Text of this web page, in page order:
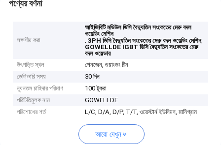
পণ্যের বর্ণনা
লক্ষণীয় করা
আইজিবিটি মডিউল ডিসি বৈদ্যুতিন সংকেতের মেরু বদল
ওয়েল্ডিং মেশিন
,3PH ডিসি বৈদ্যুতিন সংকেতের মেরু বদল ওয়েল্ডিং মেশিন,
GOWELLDE IGBT ডিসি বৈদ্যুতিন সংকেতের মেরু
বদল ওয়েল্ডার
উৎপত্তি স্থল
শেনজেন, গুয়াংডং চীন
ডেলিভারি সময়
30 দিন
ন্যূনতম চাহিদার পরিমাণ
100 টুকরা
পরিচিতিমুলক নাম
GOWELLDE
পরিশোধের শর্ত
L/C, D/A, D/P, T/T, ওয়েস্টার্ন ইউনিয়ন, মানিগ্রাম
আরো দেখুন